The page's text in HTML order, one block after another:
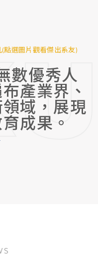
點選圖片觀看傑出系友)
數優秀人
產業界、
域，展現
成果。